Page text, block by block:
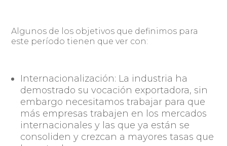
Algunos de los objetivos que definimos para
este período tienen que ver con:
Internacionalización: La industria ha
demostrado su vocación exportadora, sin
embargo necesitamos trabajar para que
más empresas trabajen en los mercados
internacionales y las que ya están se
consoliden y crezcan a mayores tasas que